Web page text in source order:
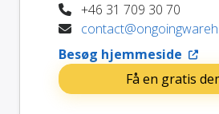
+46 31 709 30 70
Besøg hjemmeside
Få en gratis